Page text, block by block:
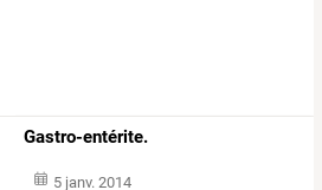
Gastro-entérite.
5 janv. 2014